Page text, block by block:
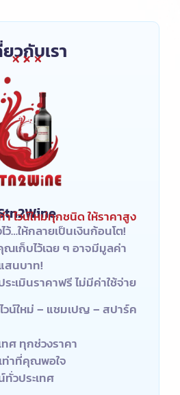
ยวกับเรา
า ไวน์ใหม่ทุกชนิด ให้ราคาสูง
ว้…ให้กลายเป็นเงินก้อนโต!
เก็บไว้เฉย ๆ อาจมีมูลค่า
สนบาท!
ะเมินราคาฟรี ไม่มีค่าใช้จ่าย
วน์ใหม่ – แชมเปญ – สปาร์ค
ศ ทุกช่วงราคา
ท่าที่คุณพอใจ
ทั่วประเทศ